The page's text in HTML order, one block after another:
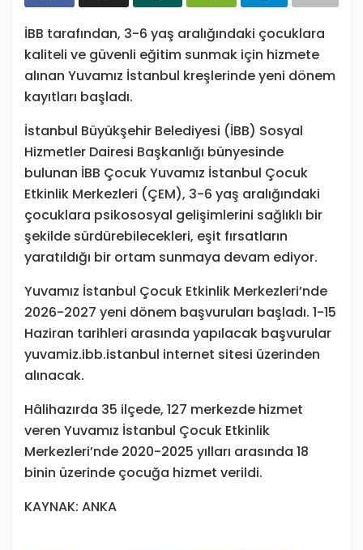
İBB tarafından, 3-6 yaş aralığındaki çocuklara
kaliteli ve güvenli eğitim sunmak için hizmete
alınan Yuvamız İstanbul kreşlerinde yeni dönem
kayıtları başladı.
İstanbul Büyükşehir Belediyesi (İBB) Sosyal
Hizmetler Dairesi Başkanlığı bünyesinde
bulunan İBB Çocuk Yuvamız İstanbul Çocuk
Etkinlik Merkezleri (ÇEM), 3-6 yaş aralığındaki
çocuklara psikososyal gelişimlerini sağlıklı bir
şekilde sürdürebilecekleri, eşit fırsatların
yaratıldığı bir ortam sunmaya devam ediyor.
Yuvamız İstanbul Çocuk Etkinlik Merkezleri’nde
2026-2027 yeni dönem başvuruları başladı. 1-15
Haziran tarihleri arasında yapılacak başvurular
yuvamiz.ibb.istanbul internet sitesi üzerinden
alınacak.
Hâlihazırda 35 ilçede, 127 merkezde hizmet
veren Yuvamız İstanbul Çocuk Etkinlik
Merkezleri’nde 2020-2025 yılları arasında 18
binin üzerinde çocuğa hizmet verildi.
KAYNAK: ANKA